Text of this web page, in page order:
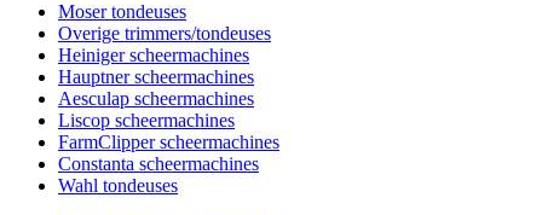
Moser tondeuses
Overige trimmers/tondeuses
Heiniger scheermachines
Hauptner scheermachines
Aesculap scheermachines
Liscop scheermachines
FarmClipper scheermachines
Constanta scheermachines
Wahl tondeuses